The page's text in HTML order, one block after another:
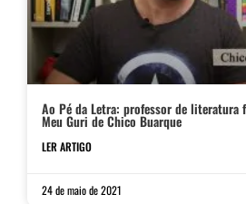
Ao Pé da Letra: professor de literatura
Meu Guri de Chico Buarque
LER ARTIGO
24 de maio de 2021